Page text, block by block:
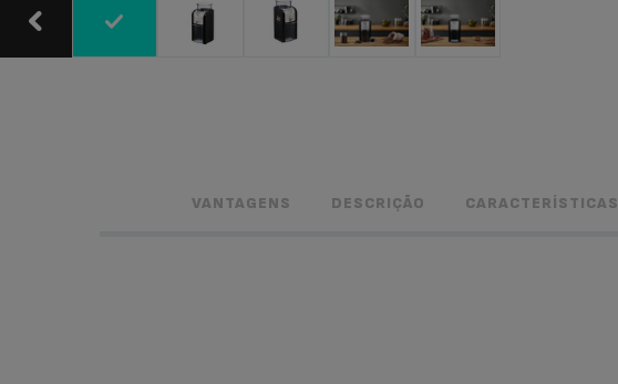
VANTAGENS DESCRIÇÃO CARACTERÍSTICAS